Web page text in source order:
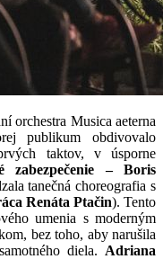
orchestra Musica aeterna
publikum obdivovalo
taktov, v úsporne
zabezpečenie – Boris
tanečná choreografia s
Renáta Ptačin). Tento
umenia s moderným
bez toho, aby narušila
diela. Adriana